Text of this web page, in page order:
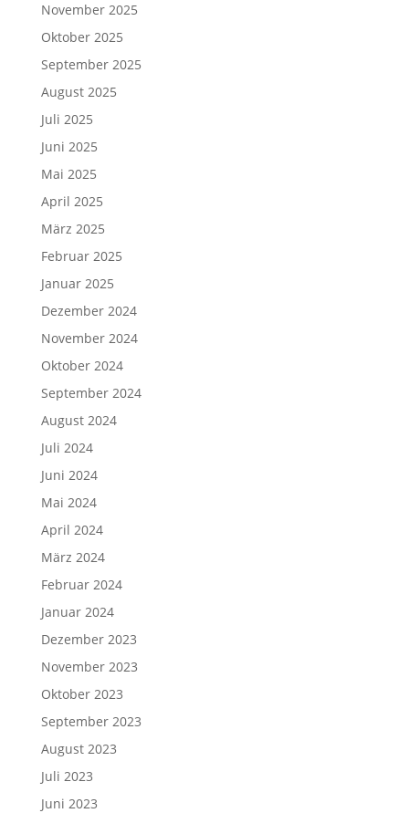
November 2025
Oktober 2025
September 2025
August 2025
Juli 2025
Juni 2025
Mai 2025
April 2025
März 2025
Februar 2025
Januar 2025
Dezember 2024
November 2024
Oktober 2024
September 2024
August 2024
Juli 2024
Juni 2024
Mai 2024
April 2024
März 2024
Februar 2024
Januar 2024
Dezember 2023
November 2023
Oktober 2023
September 2023
August 2023
Juli 2023
Juni 2023